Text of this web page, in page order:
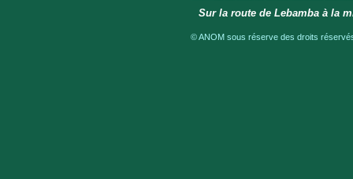
Sur la route de Lebamba à la
© ANOM sous réserve des droits